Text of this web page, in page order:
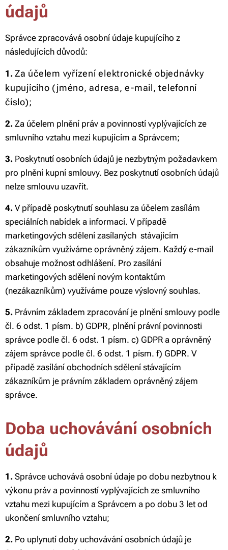
údajů
Správce zpracovává osobní údaje kupujícího z
následujících důvodů:
1. Za účelem vyřízení elektronické objednávky
kupujícího (jméno, adresa, e-mail, telefonní
číslo);
2. Za účelem plnění práv a povinností vyplývajících ze
smluvního vztahu mezi kupujícím a Správcem;
3. Poskytnutí osobních údajů je nezbytným požadavkem
pro plnění kupní smlouvy. Bez poskytnutí osobních údajů
nelze smlouvu uzavřít.
4. V případě poskytnutí souhlasu za účelem zasílám
speciálních nabídek a informací. V případě
marketingových sdělení zasílaných stávajícím
zákazníkům využíváme oprávněný zájem. Každý e-mail
obsahuje možnost odhlášení. Pro zasílání
marketingových sdělení novým kontaktům
(nezákazníkům) využíváme pouze výslovný souhlas.
5. Právním základem zpracování je plnění smlouvy podle
čl. 6 odst. 1 písm. b) GDPR, plnění právní povinnosti
správce podle čl. 6 odst. 1 písm. c) GDPR a oprávněný
zájem správce podle čl. 6 odst. 1 písm. f) GDPR. V
případě zasílání obchodních sdělení stávajícím
zákazníkům je právním základem oprávněný zájem
správce.
Doba uchovávání osobních
údajů
1. Správce uchovává osobní údaje po dobu nezbytnou k
výkonu práv a povinností vyplývajících ze smluvního
vztahu mezi kupujícím a Správcem a po dobu 3 let od
ukončení smluvního vztahu;
2. Po uplynutí doby uchovávání osobních údajů je